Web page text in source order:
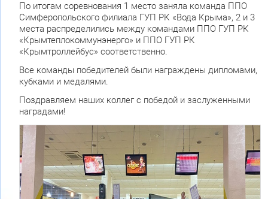
По итогам соревнования 1 место заняла команда ППО
Симферопольского филиала ГУП РК «Вода Крыма», 2 и 3
места распределились между командами ППО ГУП РК
«Крымтеплокоммунэнерго» и ППО ГУП РК
«Крымтроллейбус» соответственно.
Все команды победителей были награждены дипломами,
кубками и медалями.
Поздравляем наших коллег с победой и заслуженными
наградами!